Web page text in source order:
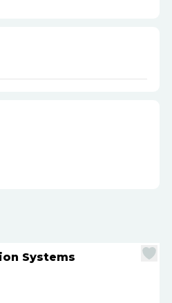
Systems